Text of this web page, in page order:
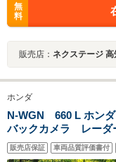
無
料
販売店： ネクステージ 高
ホンダ
N-WGN 660 L ホン
バックカメラ レー
ンダセンシング
報 LEDヘッドライ
販売店保証 車両品質評価書付